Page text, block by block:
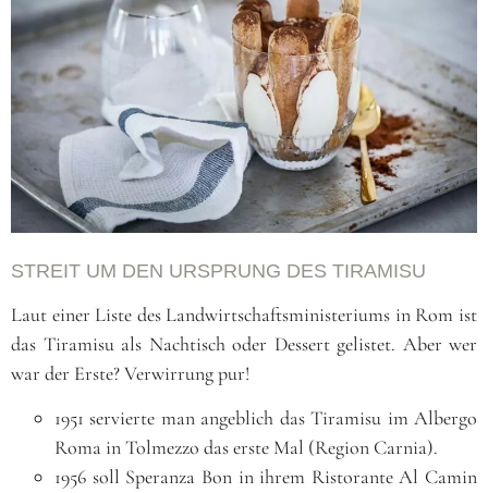
STREIT UM DEN URSPRUNG DES TIRAMISU
Laut einer Liste des Landwirtschaftsministeriums in Rom ist
das Tiramisu als Nachtisch oder Dessert gelistet. Aber wer
war der Erste? Verwirrung pur!
1951 servierte man angeblich das Tiramisu im Albergo
Roma in Tolmezzo das erste Mal (Region Carnia).
1956 soll Speranza Bon in ihrem Ristorante Al Camin